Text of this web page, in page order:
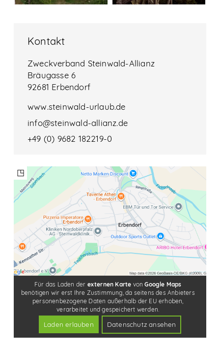
Kontakt
Zweckverband Steinwald-Allianz
Bräugasse 6
92681 Erbendorf
www.steinwald-urlaub.de
info@steinwald-allianz.de
+49 (0) 9682 182219-0
◳